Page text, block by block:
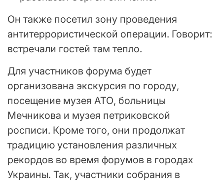
Он также посетил зону проведения
антитеррористической операции. Говорит:
встречали гостей там тепло.
Для участников форума будет
организована экскурсия по городу,
посещение музея АТО, больницы
Мечникова и музея петриковской
росписи. Кроме того, они продолжат
традицию установления различных
рекордов во время форумов в городах
Украины. Так, участники собрания в